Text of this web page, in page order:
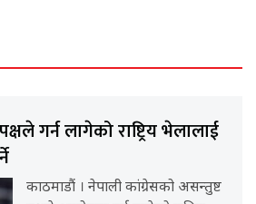
गर्न लागेको राष्ट्रिय भेलालाई
काठमाडौं । नेपाली कांग्रेसको असन्तुष्ट